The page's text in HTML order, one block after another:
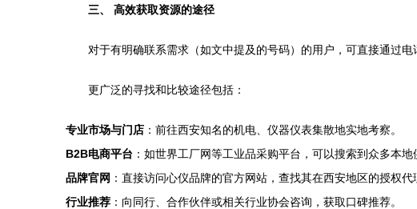
三、 高效获取资源的途径
对于有明确联系需求（如文中提及的号码）的用户，可直接通过
更广泛的寻找和比较途径包括：
专业市场与门店 ：前往西安知名的机电、仪器仪表集散地实地考察。
B2B电商平台 ：如世界工厂网等工业品采购平台，可以搜索到众多本
品牌官网 ：直接访问心仪品牌的官方网站，查找其在西安地区的授权代
行业推荐 ：向同行、合作伙伴或相关行业协会咨询，获取口碑推荐。